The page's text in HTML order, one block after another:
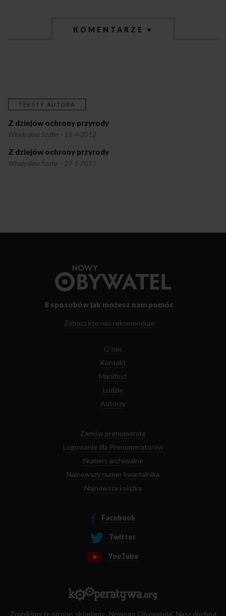
KOMENTARZE ▾
TEKSTY AUTORA
Z dziejów ochrony przyrody
Władyslaw Szafer · 11-4-2012
Z dziejów ochrony przyrody
Władyslaw Szafer · 27-1-2011
strony
8 sposobów jak możesz nam pomóc
Zobacz kto nas rekomenduje
O nas
Kontakt
Manifest
Ludzie
Autorzy
Zamów prenumeratę
Logowanie dla Prenumeratorów
Numery archiwalne
Najnowszy numer kwartalnika
Najnowsza książka
Facebook
Twitter
YouTube
Zrobiliśmy tę stronę, składamy „Nowego Obywatela”. Nasz dochód